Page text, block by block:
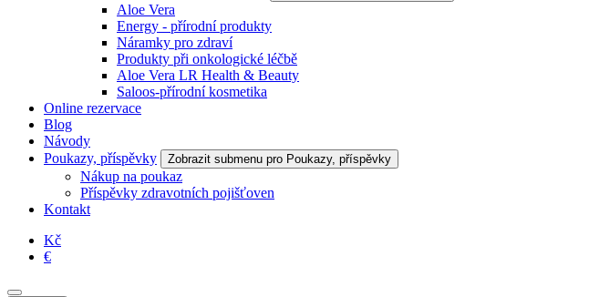
Aloe Vera
Energy - přírodní produkty
Náramky pro zdraví
Produkty při onkologické léčbě
Aloe Vera LR Health & Beauty
Saloos-přírodní kosmetika
Online rezervace
Blog
Návody
Poukazy, příspěvky
Zobrazit submenu pro Poukazy, příspěvky
Nákup na poukaz
Příspěvky zdravotních pojišťoven
Kontakt
Kč
€